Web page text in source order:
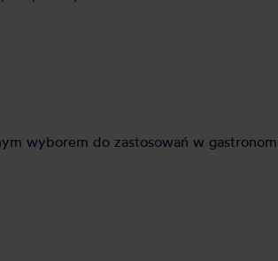
wyborem do zastosowań w